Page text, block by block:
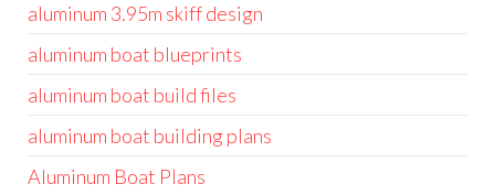
aluminum 3.95m skiff design
aluminum boat blueprints
aluminum boat build files
aluminum boat building plans
Aluminum Boat Plans